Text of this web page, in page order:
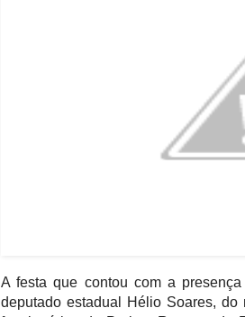
A festa que contou com a
deputado estadual Hélio Soares,